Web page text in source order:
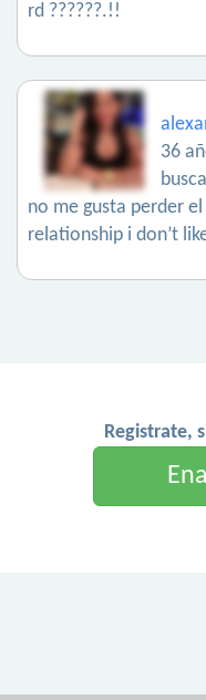
rd ??????.!!
36
no me gusta perder
relationship i don’t
Registrate,